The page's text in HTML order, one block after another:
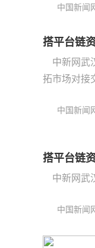
中国新闻
搭平台链
中新网武
拓市场对接
中国新闻
搭平台链
中新网武
中国新闻